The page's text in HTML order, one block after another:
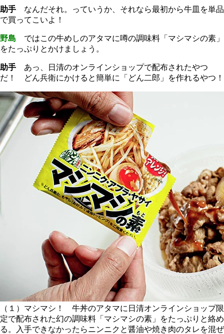
助手 なんだそれ。っていうか、それなら最初から牛皿を単品
で買ってこいよ！
野島 ではこの牛めしのアタマに噂の調味料「マシマシの素」
をたっぷりとかけましょう。
助手 あっ、日清のオンラインショップで配布されたやつ
だ！ どん兵衛にかけると簡単に「どん二郎」を作れるやつ！
（１）マシマシ！ 牛丼のアタマに日清オンラインショップ限
定で配布された幻の調味料「マシマシの素」をたっぷりと絡め
る。入手できなかったらニンニクと醤油や焼き肉のタレを混ぜ